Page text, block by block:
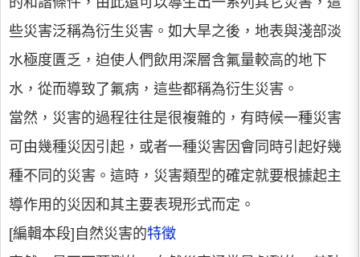
些災害泛稱為衍生災害。如大旱之後，地表與淺部淡
水極度匱乏，迫使人們飲用深層含氟量較高的地下
水，從而導致了氟病，這些都稱為衍生災害。
當然，災害的過程往往是很複雜的，有時候一種災害
可由幾種災因引起，或者一種災害因會同時引起好幾
種不同的災害。這時，災害類型的確定就要根據起主
導作用的災因和其主要表現形式而定。
[編輯本段]自然災害的特徵